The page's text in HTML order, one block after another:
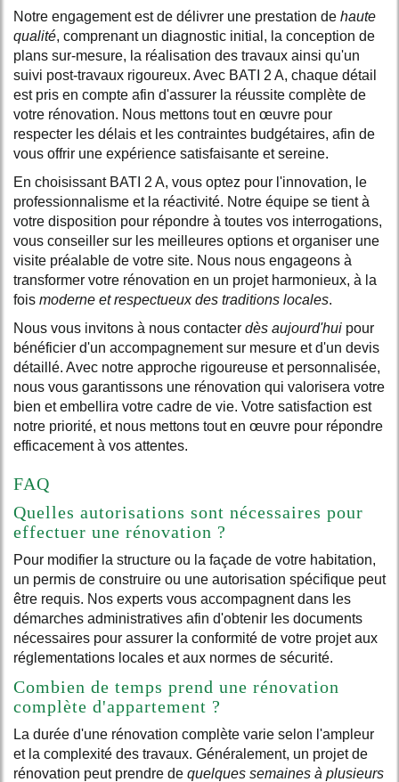
Notre engagement est de délivrer une prestation de haute
qualité, comprenant un diagnostic initial, la conception de
plans sur-mesure, la réalisation des travaux ainsi qu'un
suivi post-travaux rigoureux. Avec BATI 2 A, chaque détail
est pris en compte afin d'assurer la réussite complète de
votre rénovation. Nous mettons tout en œuvre pour
respecter les délais et les contraintes budgétaires, afin de
vous offrir une expérience satisfaisante et sereine.
En choisissant BATI 2 A, vous optez pour l'innovation, le
professionnalisme et la réactivité. Notre équipe se tient à
votre disposition pour répondre à toutes vos interrogations,
vous conseiller sur les meilleures options et organiser une
visite préalable de votre site. Nous nous engageons à
transformer votre rénovation en un projet harmonieux, à la
fois moderne et respectueux des traditions locales.
Nous vous invitons à nous contacter dès aujourd'hui pour
bénéficier d'un accompagnement sur mesure et d'un devis
détaillé. Avec notre approche rigoureuse et personnalisée,
nous vous garantissons une rénovation qui valorisera votre
bien et embellira votre cadre de vie. Votre satisfaction est
notre priorité, et nous mettons tout en œuvre pour répondre
efficacement à vos attentes.
FAQ
Quelles autorisations sont nécessaires pour
effectuer une rénovation ?
Pour modifier la structure ou la façade de votre habitation,
un permis de construire ou une autorisation spécifique peut
être requis. Nos experts vous accompagnent dans les
démarches administratives afin d'obtenir les documents
nécessaires pour assurer la conformité de votre projet aux
réglementations locales et aux normes de sécurité.
Combien de temps prend une rénovation
complète d'appartement ?
La durée d'une rénovation complète varie selon l'ampleur
et la complexité des travaux. Généralement, un projet de
rénovation peut prendre de quelques semaines à plusieurs